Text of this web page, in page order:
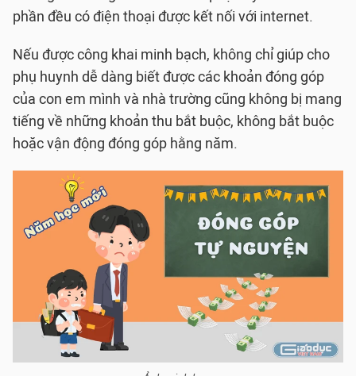
phần đều có điện thoại được kết nối với internet.
Nếu được công khai minh bạch, không chỉ giúp cho
phụ huynh dễ dàng biết được các khoản đóng góp
của con em mình và nhà trường cũng không bị mang
tiếng về những khoản thu bắt buộc, không bắt buộc
hoặc vận động đóng góp hằng năm.